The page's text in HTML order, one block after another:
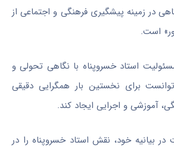
در زمینه پیشگیری فرهنگی و اجتماعی از
است.
استاد خسروپناه با نگاهی تحولی و
برای نخستین بار همگرایی دقیقی
آموزشی و اجرایی ایجاد کند.
بیانیه خود، نقش استاد خسروپناه را در